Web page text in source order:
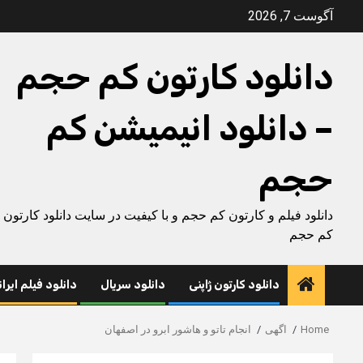
آگوست 7, 2026
دانلود کارتون کم حجم
– دانلود انیمیشن کم
حجم
دانلود فیلم و کارتون کم حجم و با کیفیت در سایت دانلود کارتون
کم حجم
دانلود کارتون ژاپنی دانلود سریال دانلود فیلم
Home اگهی انجام تاتو و هاشور ابرو در اصفهان